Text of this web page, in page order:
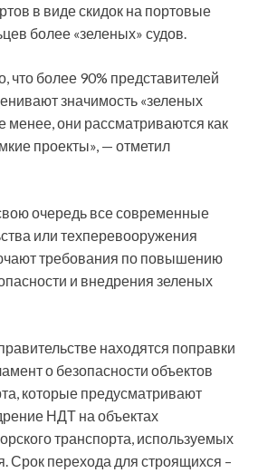
в виде скидок на портовые
более «зеленых» судов.
что более 90% представителей
значимость «зеленых
менее, они рассматриваются как
проекты», — отметил
очередь все современные
или техперевооружения
требования по повышению
и внедрения зеленых
находятся поправки
о безопасности объектов
которые предусматривают
НДТ на объектах
транспорта, используемых
Срок перехода для строящихся –